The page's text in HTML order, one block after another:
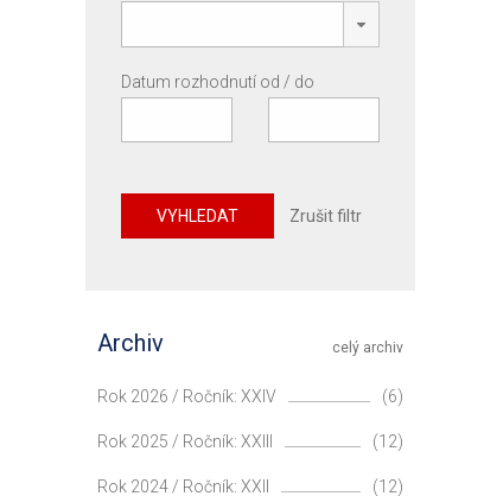
Datum rozhodnutí od / do
VYHLEDAT Zrušit filtr
celý archiv
Archiv
Rok 2026 / Ročník: XXIV (6)
Rok 2025 / Ročník: XXIII (12)
Rok 2024 / Ročník: XXII (12)